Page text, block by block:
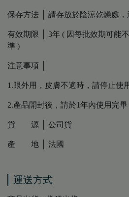
保存方法 │ 請存放於陰涼乾燥處
有效期限 │ 3年 ( 因每批效期可能
準 )
注意事項 │
1.限外用，皮膚不適時，請停止使
2.產品開封後，請於1年內使用完畢
貨 源 │ 公司貨
產 地 │ 法國
運送方式